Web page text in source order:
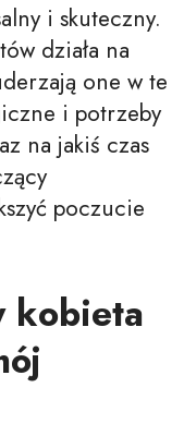
i skuteczny.
działa na
one w te
i potrzeby
na jakiś czas
poczucie
kobieta